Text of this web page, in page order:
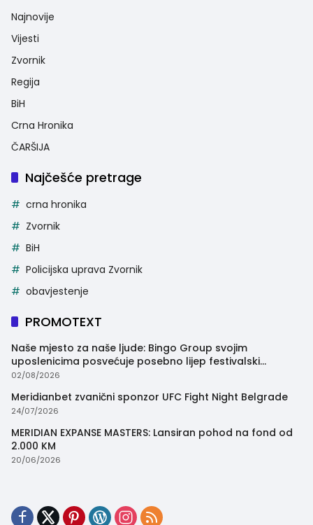
Najnovije
Vijesti
Zvornik
Regija
BiH
Crna Hronika
ČARŠIJA
Najčešće pretrage
crna hronika
Zvornik
BiH
Policijska uprava Zvornik
obavjestenje
PROMOTEXT
Naše mjesto za naše ljude: Bingo Group svojim
uposlenicima posvećuje posebno lijep festivalski
trenutak
02/08/2026
Meridianbet zvanični sponzor UFC Fight Night Belgrade
24/07/2026
MERIDIAN EXPANSE MASTERS: Lansiran pohod na fond od
2.000 KM
20/06/2026